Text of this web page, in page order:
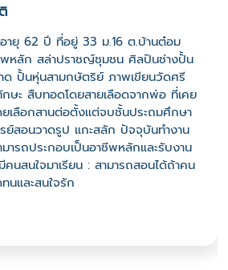
ายุ 62 ปี ที่อยู่ 33 ม.16 ต.บ้านต๋อม
พหลัก สล่าปราชญ์ชุมชน ศิลปินช่างปั้น
ปั้นหุ่นสามกษัตริย์ ภาพเขียนวัดศรี
ษะ สืบทอดโดยสายเลือดจากพ่อ ที่เคย
ยเลือกสานต่อตั้งแต่จบชั้นประถมศึกษา
ย์สอนวาดรูป แกะสลัก ปัจจุบันทำงาน
มารถประกอบเป็นอาชีพหลักและรับงาน
นสนใจมาเรียน : สามารถสอนได้ถ้าคน
นและสนใจรัก